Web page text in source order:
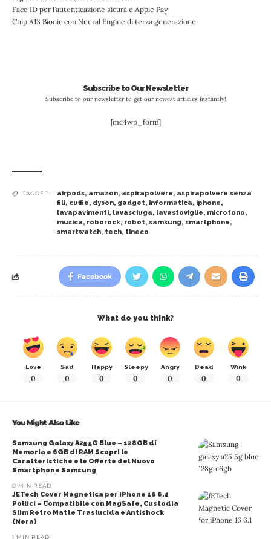
Face ID per l’autenticazione sicura e Apple Pay
Chip A13 Bionic con Neural Engine di terza generazione
Subscribe to Our Newsletter
Subscribe to our newsletter to get our newest articles instantly!
[mc4wp_form]
TAGGED: airpods, amazon, aspirapolvere, aspirapolvere senza
fili, cuffie, dyson, gadget, informatica, iphone,
lavapavimenti, lavasciuga, lavastoviglie, microfono,
musica, roborock, robot, samsung, smartphone,
smartwatch, tech, tineco
Facebook
What do you think?
Love
0
Sad
0
Happy
0
Sleepy
0
Angry
0
Dead
0
Wink
0
You Might Also Like
Samsung Galaxy A25 5G Blue – 128GB di
Memoria e 6GB di RAM Scopri le
Caratteristiche e le Offerte del Nuovo
Smartphone Samsung
0 MIN READ
JETech Cover Magnetica per iPhone 16 6.1
Pollici – Compatibile con MagSafe, Custodia
Slim Retro Matte Traslucida e Antishock
(Nera)
1 MIN READ